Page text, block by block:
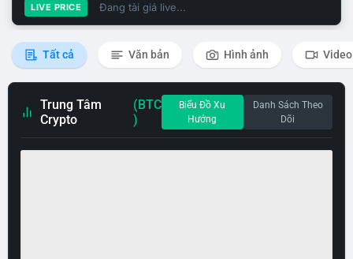
LIVE PRICE Đang tải giá live...
Tất cả Văn bản Hình ảnh Video
Trung Tâm
Crypto
(BTC
)
Biểu Đồ Xu
Hướng
Danh Sách Theo
Dõi